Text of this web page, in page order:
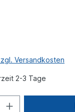
Versandkosten
2-3 Tage